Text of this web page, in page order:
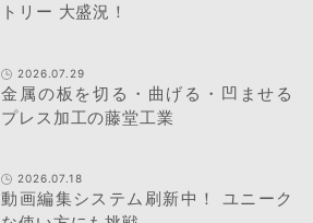
トリー 大盛況！
2026.07.29
金属の板を切る・曲げる・凹ませる
プレス加工の藤堂工業
2026.07.18
動画編集システム刷新中！ ユニーク